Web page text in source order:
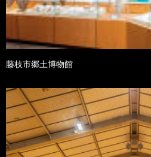
藤枝市郷土博物館